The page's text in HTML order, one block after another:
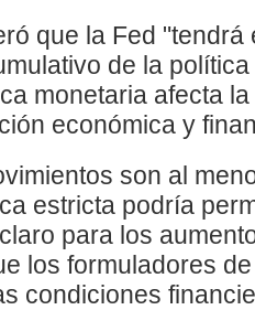
que la Fed "tendrá
de la
monetaria afecta
económica y
son al
estricta podría
para los
los formuladores
condiciones